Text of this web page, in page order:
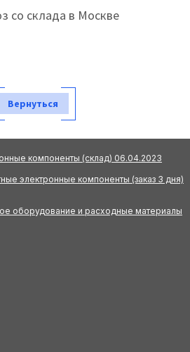
со склада в Москве
Вернуться
компоненты (склад) 06.04.2023
электронные компоненты (заказ 3 дня)
оборудование и расходные материалы